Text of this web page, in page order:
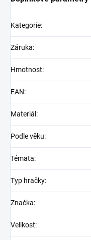
Kategorie:
Záruka:
Hmotnost:
EAN:
Materiál :
Podle věku:
Témata:
Typ hračky:
Značka:
Velikost: